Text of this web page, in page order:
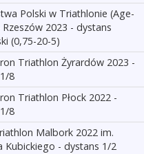
Polski w Triathlonie (Age-
2023 - dystans
(0,75-20-5)
Triathlon Żyrardów 2023 -
8
Triathlon Płock 2022 -
8
Malbork 2022 im.
Kubickiego - dystans 1/2